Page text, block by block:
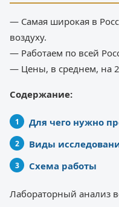
— Самая широкая в
воздуху.
— Работаем по всей
— Цены, в среднем, на
Содержание:
Для чего нужно
Виды
Схема работы
Лабораторный анализ